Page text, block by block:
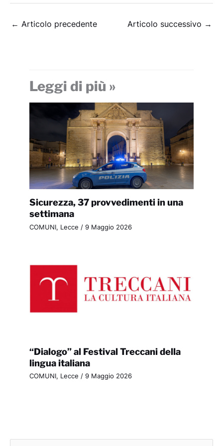
← Articolo precedente Articolo successivo →
Leggi di più »
Sicurezza, 37 provvedimenti in una
settimana
COMUNI, Lecce / 9 Maggio 2026
“Dialogo” al Festival Treccani della
lingua italiana
COMUNI, Lecce / 9 Maggio 2026